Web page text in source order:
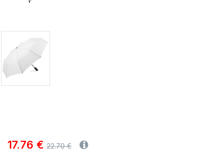
17.76 € 22.70 €